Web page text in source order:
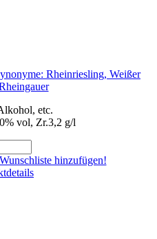
Rheinriesling, Weißer
etc.
vol, Zr.3,2 g/l
hinzufügen!